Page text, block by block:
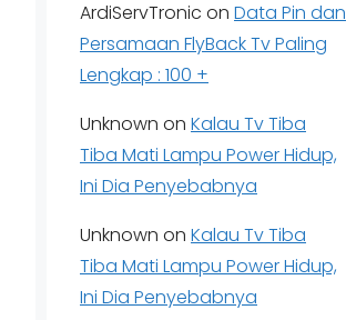
ArdiServTronic on Data Pin dan
Persamaan FlyBack Tv Paling
Lengkap : 100 +
Unknown on Kalau Tv Tiba
Tiba Mati Lampu Power Hidup,
Ini Dia Penyebabnya
Unknown on Kalau Tv Tiba
Tiba Mati Lampu Power Hidup,
Ini Dia Penyebabnya